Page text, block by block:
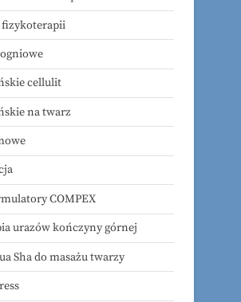
fizykoterapii
cellulit
na twarz
COMPEX
urazów kończyny górnej
Sha do masażu twarzy